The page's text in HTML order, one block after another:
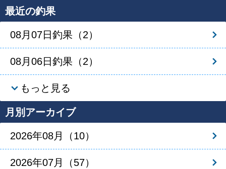
最近の釣果
08月07日釣果（2）
08月06日釣果（2）
もっと見る
月別アーカイブ
2026年08月（10）
2026年07月（57）